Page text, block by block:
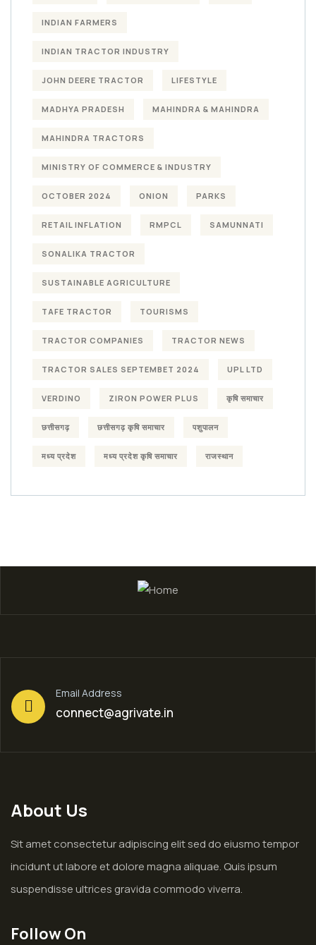
INDIAN FARMERS
INDIAN TRACTOR INDUSTRY
JOHN DEERE TRACTOR LIFESTYLE
MADHYA PRADESH MAHINDRA & MAHINDRA
MAHINDRA TRACTORS
MINISTRY OF COMMERCE & INDUSTRY
OCTOBER 2024 ONION PARKS
RETAIL INFLATION RMPCL SAMUNNATI
SONALIKA TRACTOR
SUSTAINABLE AGRICULTURE
TAFE TRACTOR TOURISMS
TRACTOR COMPANIES TRACTOR NEWS
TRACTOR SALES SEPTEMBET 2024 UPL LTD
VERDINO ZIRON POWER PLUS कृषि समाचार
छत्तीसगढ़ छत्तीसगढ़ कृषि समाचार पशुपालन
मध्य प्रदेश मध्य प्रदेश कृषि समाचार राजस्थान
Email Address
connect@agrivate.in
About Us
Sit amet consectetur adipiscing elit sed do eiusmo tempor
incidunt ut labore et dolore magna aliquae. Quis ipsum
suspendisse ultrices gravida commodo viverra.
Follow On